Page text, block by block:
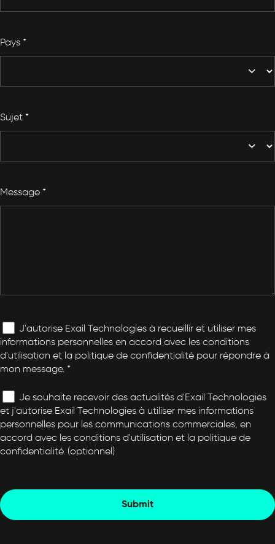
Pays *
Sujet *
Message *
J'autorise Exail Technologies à recueillir et utiliser mes
informations personnelles en accord avec les conditions
d'utilisation et la politique de confidentialité pour répondre à
mon message. *
Je souhaite recevoir des actualités d'Exail Technologies
et j'autorise Exail Technologies à utiliser mes informations
personnelles pour les communications commerciales, en
accord avec les conditions d'utilisation et la politique de
confidentialité. (optionnel)
Submit